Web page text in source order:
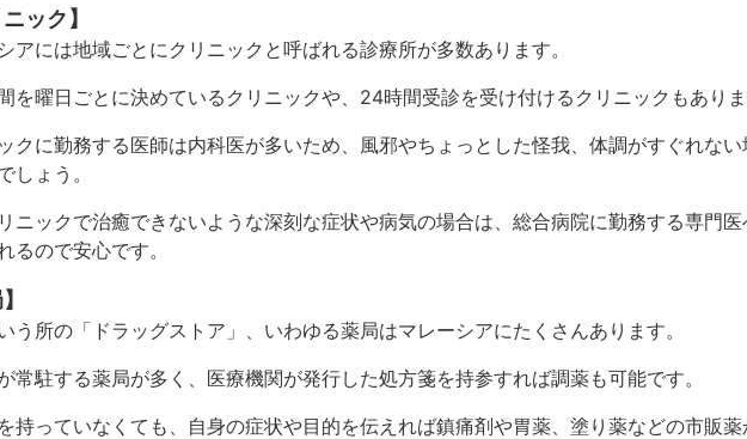
ニック】
アには地域ごとにクリニックと呼ばれる診療所が多数あります。
を曜日ごとに決めているクリニックや、24時間受診を受け付けるクリニックもあり
クに勤務する医師は内科医が多いため、風邪やちょっとした怪我、体調がすぐれな
しょう。
ニックで治癒できないような深刻な症状や病気の場合は、総合病院に勤務する専門
るので安心です。
う所の「ドラッグストア」、いわゆる薬局はマレーシアにたくさんあります。
常駐する薬局が多く、医療機関が発行した処方箋を持参すれば調薬も可能です。
持っていなくても、自身の症状や目的を伝えれば鎮痛剤や胃薬、塗り薬などの市販